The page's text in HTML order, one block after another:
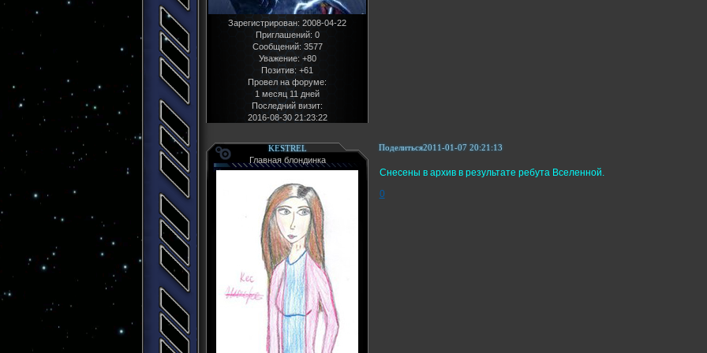
Зарегистрирован: 2008-04-22
Приглашений: 0
Сообщений: 3577
Уважение: +80
Позитив: +61
Провел на форуме:
1 месяц 11 дней
Последний визит:
2016-08-30 21:23:22
Поделиться2011-01-07 20:21:13
KESTREL
Главная блондинка
Снесены в архив в результате ребута Вселенной.
0